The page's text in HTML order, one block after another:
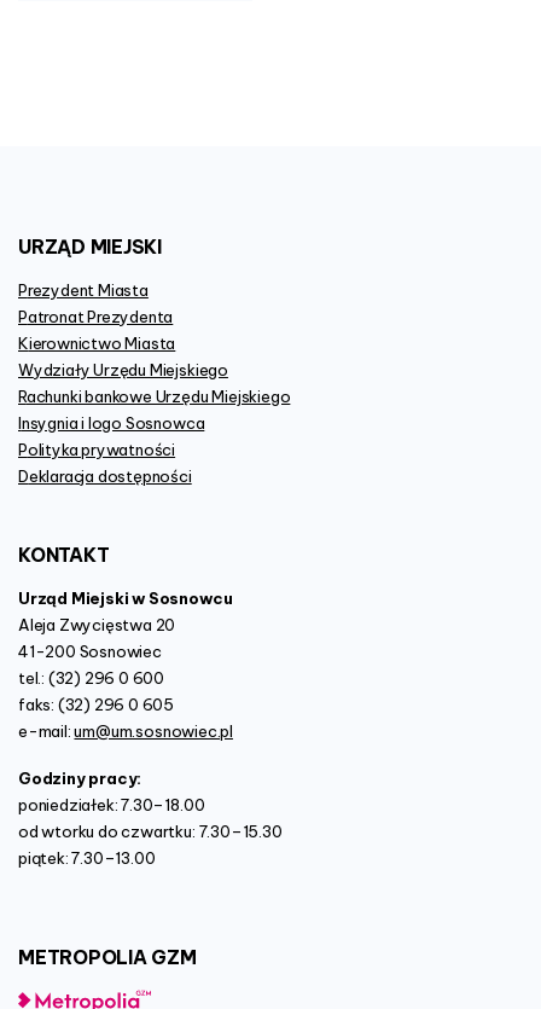
URZĄD MIEJSKI
Prezydent Miasta
Patronat Prezydenta
Kierownictwo Miasta
Wydziały Urzędu Miejskiego
Rachunki bankowe Urzędu Miejskiego
Insygnia i logo Sosnowca
Polityka prywatności
Deklaracja dostępności
KONTAKT
Urząd Miejski w Sosnowcu
Aleja Zwycięstwa 20
41-200 Sosnowiec
tel.: (32) 296 0 600
faks: (32) 296 0 605
e-mail:um@um.sosnowiec.pl
Godziny pracy:
poniedziałek: 7.30–18.00
od wtorku do czwartku: 7.30–15.30
piątek: 7.30–13.00
METROPOLIA GZM